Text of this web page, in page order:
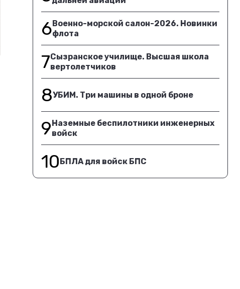
6Военно-морской салон-2026. Новинки
флота
7Сызранское училище. Высшая школа
вертолетчиков
8УБИМ. Три машины в одной броне
9Наземные беспилотники инженерных
войск
10БПЛА для войск БПС